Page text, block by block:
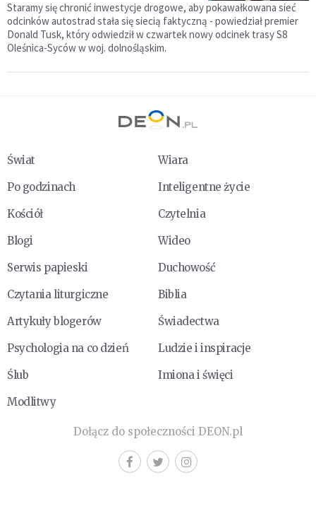
Staramy się chronić inwestycje drogowe, aby pokawałkowana sieć
odcinków autostrad stała się siecią faktyczną - powiedział premier
Donald Tusk, który odwiedził w czwartek nowy odcinek trasy S8
Oleśnica-Syców w woj. dolnośląskim.
Świat
Wiara
Po godzinach
Inteligentne życie
Kościół
Czytelnia
Blogi
Wideo
Serwis papieski
Duchowość
Czytania liturgiczne
Biblia
Artykuły blogerów
Świadectwa
Psychologia na co dzień
Ludzie i inspiracje
Ślub
Imiona i święci
Modlitwy
Dołącz do społeczności DEON.pl